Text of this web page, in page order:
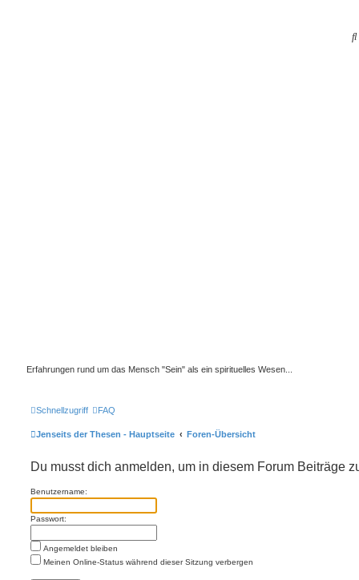
Erfahrungen rund um das Mensch "Sein" als ein spirituelles Wesen...
Schnellzugriff FAQ
Jenseits der Thesen - Hauptseite Foren-Übersicht
Du musst dich anmelden, um in diesem Forum Beiträge
Benutzername:
Passwort:
Angemeldet bleiben
Meinen Online-Status während dieser Sitzung verbergen